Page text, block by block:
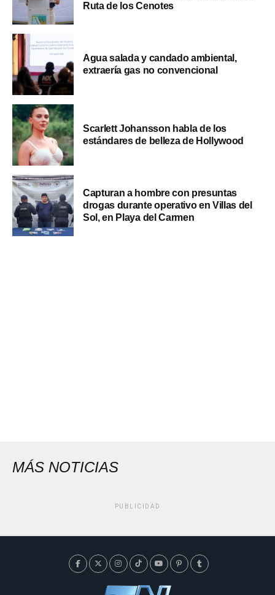
Ruta de los Cenotes
Agua salada y candado ambiental,
extraería gas no convencional
Scarlett Johansson habla de los
estándares de belleza de Hollywood
Capturan a hombre con presuntas
drogas durante operativo en Villas del
Sol, en Playa del Carmen
MÁS NOTICIAS
PUBLICIDAD